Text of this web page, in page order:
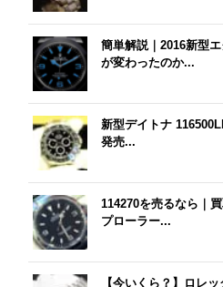
簡単解説｜2016新型
が変わったのか...
新型デイトナ
発売...
114270を売るなら｜
プローラー...
【今いくら？】ロレ